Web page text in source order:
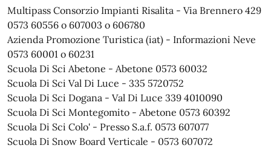
Multipass Consorzio Impianti Risalita - Via Brennero 429
0573 60556 o 607003 o 606780
Azienda Promozione Turistica (iat) - Informazioni Neve
0573 60001 o 60231
Scuola Di Sci Abetone - Abetone 0573 60032
Scuola Di Sci Val Di Luce - 335 5720752
Scuola Di Sci Dogana - Val Di Luce 339 4010090
Scuola Di Sci Montegomito - Abetone 0573 60392
Scuola Di Sci Colo' - Presso S.a.f. 0573 607077
Scuola Di Snow Board Verticale - 0573 607072